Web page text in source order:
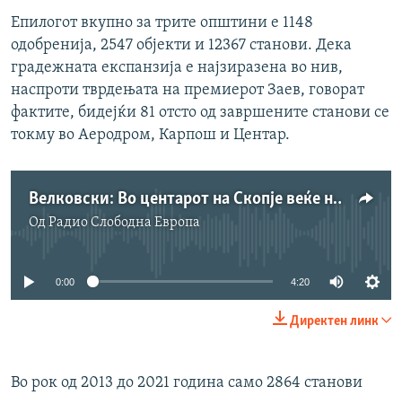
Епилогот вкупно за трите општини е 1148
одобренија, 2547 објекти и 12367 станови. Дека
градежната експанзија е најзиразена во нив,
наспроти тврдењата на премиерот Заев, говорат
фактите, бидејќи 81 отсто од завршените станови се
токму во Аеродром, Карпош и Центар.
Велковски: Во центарот на Скопје веќе не смее да се гради
ОдРадио Слободна Eвропа
No media source currently available
0:00 4:20
Директен линк
Во рок од 2013 до 2021 година само 2864 станови